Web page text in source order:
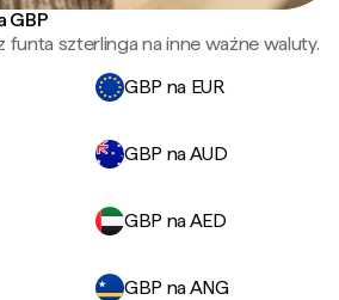
GBP
funta szterlinga na inne ważne waluty.
GBP na EUR
GBP na AUD
GBP na AED
GBP na ANG